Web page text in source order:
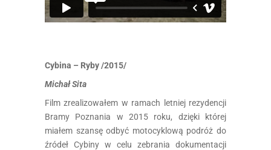
Cybina – Ryby /2015/
Michał Sita
Film zrealizowałem w ramach letniej rezydencji
Bramy Poznania w 2015 roku, dzięki której
miałem szansę odbyć motocyklową podróż do
źródeł Cybiny w celu zebrania dokumentacji